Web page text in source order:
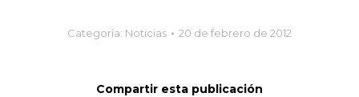
Categoría: Noticias 20 de febrero de 2012
Compartir esta publicación